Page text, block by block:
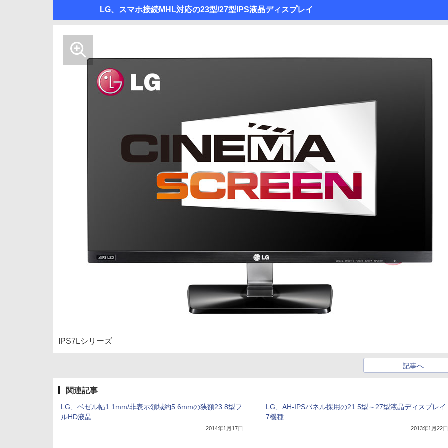
LG、スマホ接続MHL対応の23型/27型IPS液晶ディスプレイ
IPS7Lシリーズ
記事へ
関連記事
LG、ベゼル幅1.1mm/非表示領域約5.6mmの狭額23.8型フ
ルHD液晶
2014年1月17日
LG、AH-IPSパネル採用の21.5型～27型液晶ディスプレイ
7機種
2013年1月22日